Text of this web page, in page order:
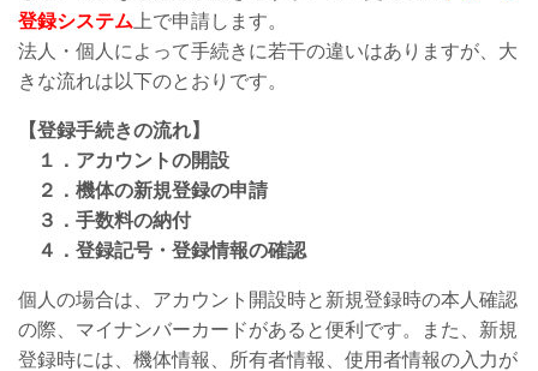
登録システム 上で申請します。
法人・個人によって手続きに若干の違いはありますが、大
きな流れは以下のとおりです。
【登録手続きの流れ】
１．アカウントの開設
２．機体の新規登録の申請
３．手数料の納付
４．登録記号・登録情報の確認
個人の場合は、アカウント開設時と新規登録時の本人確認
の際、マイナンバーカードがあると便利です。また、新規
登録時には、機体情報、所有者情報、使用者情報の入力が